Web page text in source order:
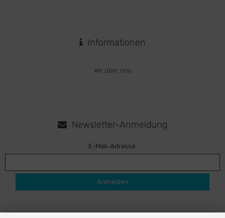
Informationen
Wir über uns
Newsletter-Anmeldung
E-Mail-Adresse:
Anmelden